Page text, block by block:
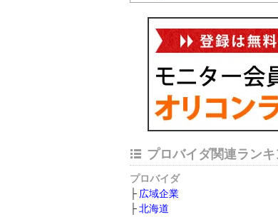
プロバイダ関連ラン
プロバイダ
広域企業
北海道